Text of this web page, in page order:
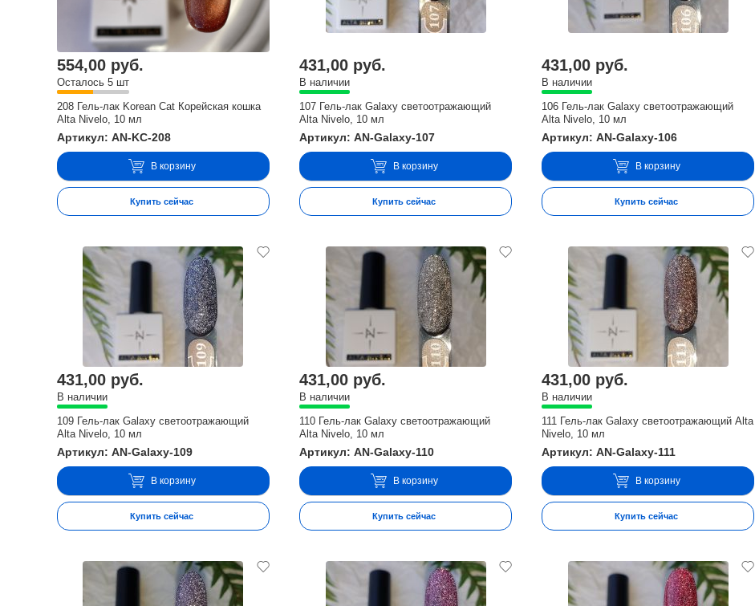
554,00 руб.
Осталось 5 шт
208 Гель-лак Korean Cat Корейская кошка
Alta Nivelo, 10 мл
Артикул: AN-KC-208
В корзину
Купить сейчас
431,00 руб.
В наличии
107 Гель-лак Galaxy светоотражающий
Alta Nivelo, 10 мл
Артикул: AN-Galaxy-107
В корзину
Купить сейчас
431,00 руб.
В наличии
106 Гель-лак Galaxy светоотражающий
Alta Nivelo, 10 мл
Артикул: AN-Galaxy-106
В корзину
Купить сейчас
431,00 руб.
В наличии
109 Гель-лак Galaxy светоотражающий
Alta Nivelo, 10 мл
Артикул: AN-Galaxy-109
В корзину
Купить сейчас
431,00 руб.
В наличии
110 Гель-лак Galaxy светоотражающий
Alta Nivelo, 10 мл
Артикул: AN-Galaxy-110
В корзину
Купить сейчас
431,00 руб.
В наличии
111 Гель-лак Galaxy светоотражающий Alta
Nivelo, 10 мл
Артикул: AN-Galaxy-111
В корзину
Купить сейчас